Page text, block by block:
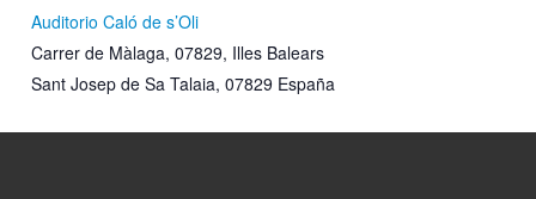
Auditorio Caló de s’Oli
Carrer de Màlaga, 07829, Illes Balears
Sant Josep de Sa Talaia, 07829 España